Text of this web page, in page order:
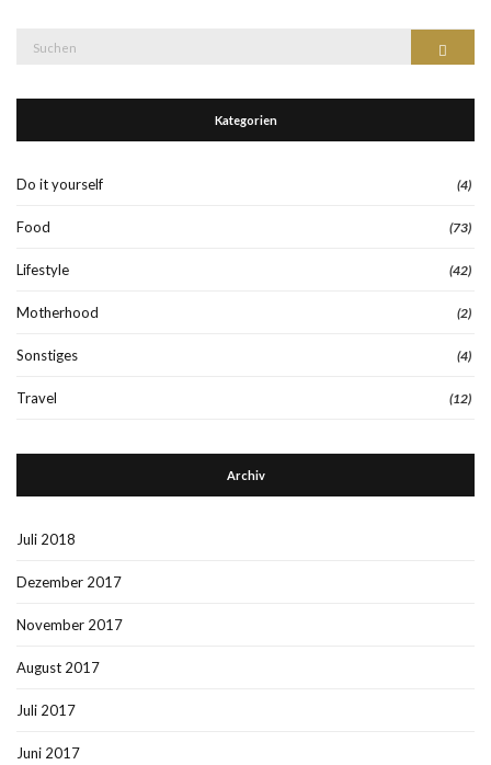
Kategorien
Do it yourself (4)
Food (73)
Lifestyle (42)
Motherhood (2)
Sonstiges (4)
Travel (12)
Archiv
Juli 2018
Dezember 2017
November 2017
August 2017
Juli 2017
Juni 2017